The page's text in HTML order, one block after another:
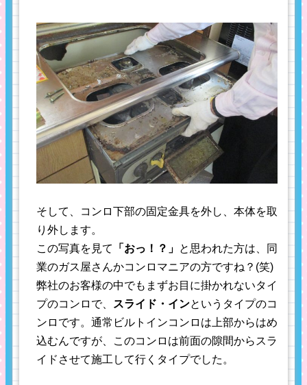
そして、コンロ下部の固定金具を外し、本体を取
り外します。
この写真を見て
「おっ！？」 と思われた方は、同
業のガス屋さんかコンロマニアの方ですね？(笑)
弊社のお客様の中でもまずお目に掛かれないタイ
プのコンロで、
スライド・インというタイプのコ
ンロです。通常ビルトインコンロは上部からはめ
込むんですが、このコンロは前面の隙間からスラ
イドさせて施工して行くタイプでした。